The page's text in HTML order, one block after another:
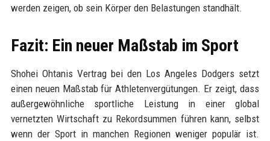
werden zeigen, ob sein Körper den Belastungen standhält.
Fazit: Ein neuer Maßstab im Sport
Shohei Ohtanis Vertrag bei den Los Angeles Dodgers setzt
einen neuen Maßstab für Athletenvergütungen. Er zeigt, dass
außergewöhnliche sportliche Leistung in einer global
vernetzten Wirtschaft zu Rekordsummen führen kann, selbst
wenn der Sport in manchen Regionen weniger populär ist.